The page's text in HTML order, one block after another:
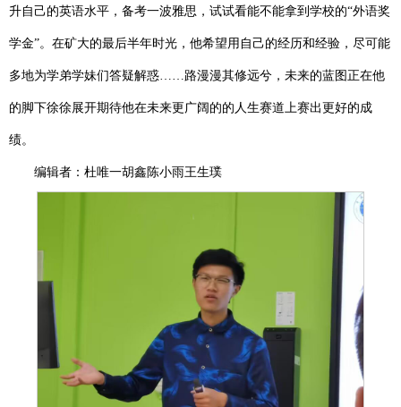
升自己的英语水平， 备考一波雅思，试试看能不能拿到学校的“外语奖
学金”。在矿大的最后半年时光，他希望用自己的经历和经验，尽可能
多地为学弟学妹们答疑解惑…… 路漫漫其修远兮，未来的蓝图 正在他
的脚下徐徐展开期待他在未来更广阔的的人生赛道上赛出更好的成
绩。
编辑者：杜唯一胡鑫 陈小雨王生璞